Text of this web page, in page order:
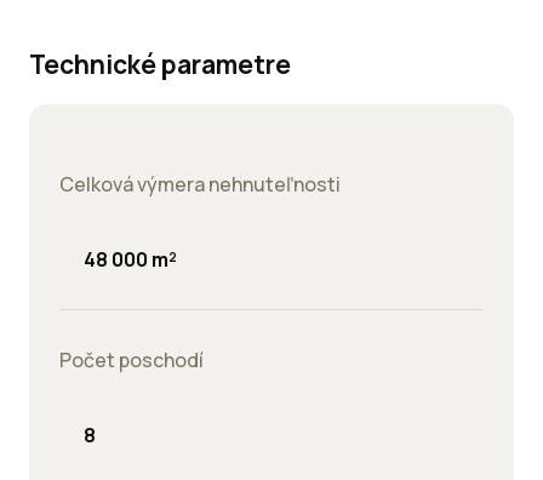
Technické parametre
Celková výmera nehnuteľnosti
48 000 m²
Počet poschodí
8